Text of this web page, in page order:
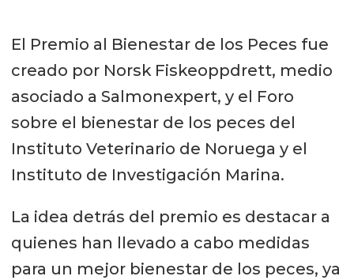
El Premio al Bienestar de los Peces fue
creado por Norsk Fiskeoppdrett, medio
asociado a Salmonexpert, y el Foro
sobre el bienestar de los peces del
Instituto Veterinario de Noruega y el
Instituto de Investigación Marina.
La idea detrás del premio es destacar a
quienes han llevado a cabo medidas
para un mejor bienestar de los peces, ya